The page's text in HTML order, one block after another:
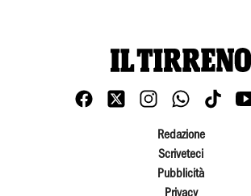
Redazione
Scriveteci
Pubblicità
Privacy